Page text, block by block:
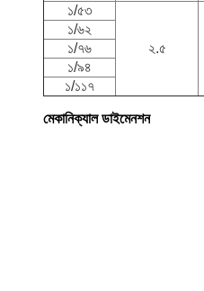
১/৫৩
২.৫
১/৬২
১/৭৬
১/৯৪
১/১১৭
মেকানিক্যাল ডাইমেনশন